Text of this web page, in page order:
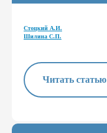
Стоцкий А.И.
Шилина С.П.
Читать статью